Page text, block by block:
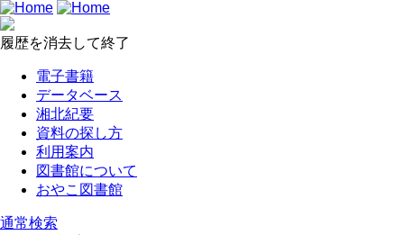
履歴を消去して終了
電子書籍
データベース
湘北紀要
資料の探し方
利用案内
図書館について
おやこ図書館
通常検索